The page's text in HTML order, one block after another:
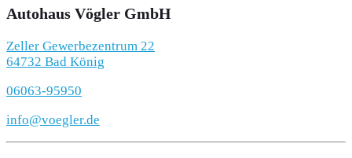
Autohaus Vögler GmbH
Zeller Gewerbezentrum 22
64732 Bad König
06063-95950
info@voegler.de